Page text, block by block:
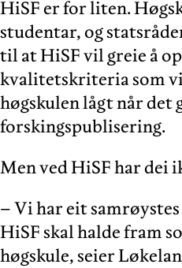
HiSF er for liten.
studentar, og
til at HiSF vil greie å
kvalitetskriteria som
høgskulen lågt når det
forskingspublisering.
Men ved HiSF har dei
– Vi har eit
HiSF skal halde fram
høgskule, seier